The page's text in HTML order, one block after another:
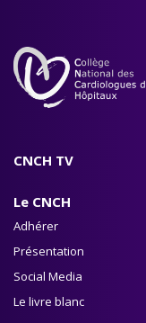
CNCH TV
Le CNCH
Adhérer
Présentation
Social Media
Le livre blanc